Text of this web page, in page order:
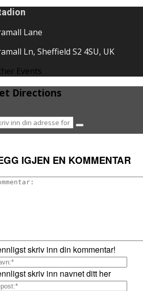
Lane
Ln, Sheffield S2 4SU, UK
Events
Directions
IGJEN EN KOMMENTAR
skriv inn din kommentar!
skriv inn navnet ditt her